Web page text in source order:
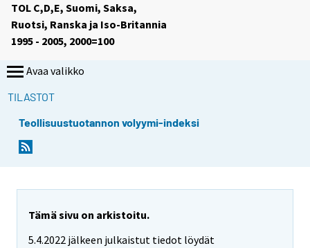
TOL C,D,E, Suomi, Saksa,
Ruotsi, Ranska ja Iso-Britannia
1995 - 2005, 2000=100
Avaa valikko
TILASTOT
Teollisuustuotannon volyymi-indeksi
Tämä sivu on arkistoitu.
5.4.2022 jälkeen julkaistut tiedot löydät